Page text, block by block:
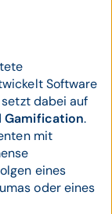
Software
dabei auf
Gamification.
mit
eines
oder eines